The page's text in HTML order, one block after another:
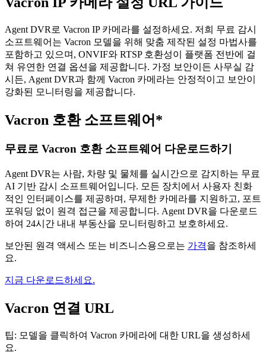
Agent DVR로 Vacron IP 카메라를 설정하세요. 저희 무료 감시
소프트웨어는 Vacron 모델을 위해 맞춤 제작된 설정 마법사를
포함하고 있으며, ONVIF와 RTSP 호환성이 플랫폼 전반에 걸
쳐 유연한 연결 옵션을 제공합니다. 가정 보안이든 사무실 감
시든, Agent DVR과 함께 Vacron 카메라는 안정적이고 보안이
강화된 모니터링을 제공합니다.
Vacron 호환 소프트웨어*
무료로 Vacron 호환 소프트웨어 다운로드하기
Agent DVR는 사람, 차량 및 물체를 실시간으로 감지하는 무료
AI 기반 감시 소프트웨어입니다. 모든 장치에서 사용자 친화
적인 인터페이스를 제공하며, 무제한 카메라를 지원하고, 포트
포워딩 없이 원격 접근을 제공합니다. Agent DVR을 다운로드
하여 24시간 내내 부동산을 모니터링하고 보호하세요.
보안된 원격 액세스 또는 비즈니스용으로는 가격을 참조하세
요.
지금 다운로드하세요.
Vacron 연결 URL
팁: 모델을 클릭하여 Vacron 카메라에 대한 URL을 생성하세
요.